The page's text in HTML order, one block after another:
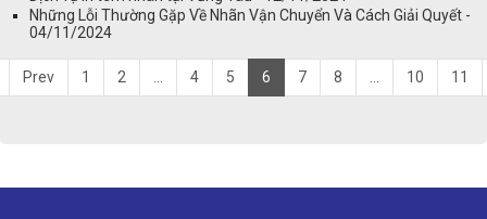
Những Lỗi Thường Gặp Về Nhãn Vận Chuyển Và Cách Giải Quyết -
04/11/2024
Prev 1 2 4 5 6 7 8 10 11